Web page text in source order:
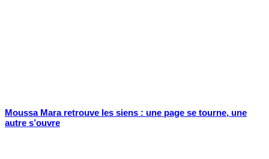
Moussa Mara retrouve les siens : une page se tourne, une
autre s’ouvre